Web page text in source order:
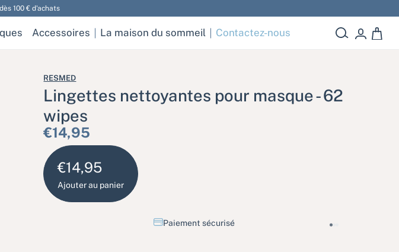
100 € d'achats
Accessoires La maison du sommeil Contactez-nous 0 article
RESMED
Lingettes nettoyantes pour masque - 62
wipes
Prix habituel
€14,95
€14,95
Ajouter au panier
Expédié partout en France en 2 à 3 jours ouvrés